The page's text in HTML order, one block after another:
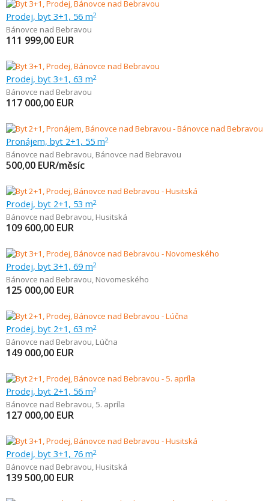
Prodej, byt 3+1, 56 m2
Bánovce nad Bebravou
111 999,00 EUR
Prodej, byt 3+1, 63 m2
Bánovce nad Bebravou
117 000,00 EUR
Pronájem, byt 2+1, 55 m2
Bánovce nad Bebravou, Bánovce nad Bebravou
500,00 EUR/měsíc
Prodej, byt 2+1, 53 m2
Bánovce nad Bebravou, Husitská
109 600,00 EUR
Prodej, byt 3+1, 69 m2
Bánovce nad Bebravou, Novomeského
125 000,00 EUR
Prodej, byt 2+1, 63 m2
Bánovce nad Bebravou, Lúčna
149 000,00 EUR
Prodej, byt 2+1, 56 m2
Bánovce nad Bebravou, 5. apríla
127 000,00 EUR
Prodej, byt 3+1, 76 m2
Bánovce nad Bebravou, Husitská
139 500,00 EUR